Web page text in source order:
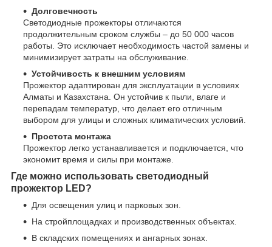
Долговечность
Светодиодные прожекторы отличаются
продолжительным сроком службы – до 50 000 часов
работы. Это исключает необходимость частой замены и
минимизирует затраты на обслуживание.
Устойчивость к внешним условиям
Прожектор адаптирован для эксплуатации в условиях
Алматы и Казахстана. Он устойчив к пыли, влаге и
перепадам температур, что делает его отличным
выбором для улицы и сложных климатических условий.
Простота монтажа
Прожектор легко устанавливается и подключается, что
экономит время и силы при монтаже.
Где можно использовать светодиодный
прожектор LED?
Для освещения улиц и парковых зон.
На стройплощадках и производственных объектах.
В складских помещениях и ангарных зонах.